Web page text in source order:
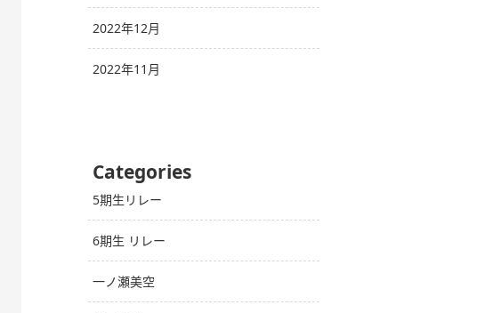
2022年12月
2022年11月
Categories
5期生リレー
6期生 リレー
一ノ瀬美空